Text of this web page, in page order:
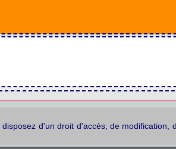
d'un droit d'accès, de modification,